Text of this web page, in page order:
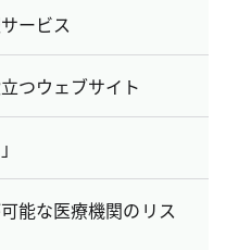
ービス
つウェブサイト
能な医療機関のリス